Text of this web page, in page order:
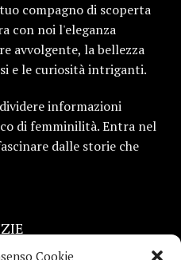
Cookie
compagno di scoperta
con noi l'eleganza
avvolgente, la bellezza
e le curiosità intriganti.
informazioni
di femminilità. Entra nel
dalle storie che